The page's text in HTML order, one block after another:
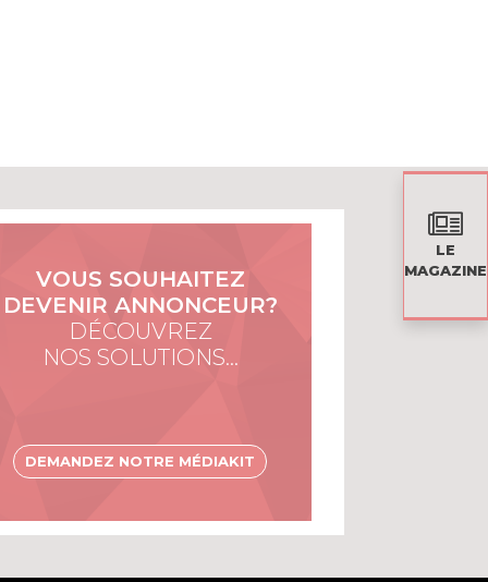
LE
MAGAZINE
VOUS SOUHAITEZ
DEVENIR ANNONCEUR?
DÉCOUVREZ
NOS SOLUTIONS…
DEMANDEZ NOTRE MÉDIAKIT